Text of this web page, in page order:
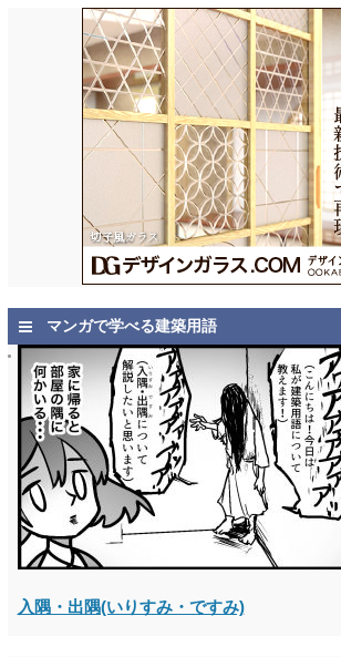
マンガで学べる建築用語
入隅・出隅(いりすみ・ですみ)